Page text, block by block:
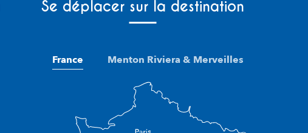
Se déplacer sur la destination
France Menton Riviera & Merveilles